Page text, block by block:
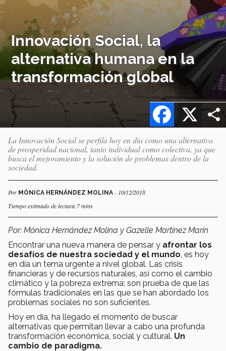
Innovación Social, la
alternativa humana en la
transformación global
X
Facebook
La Innovación Social se perfila hoy en día como una alternativa
de prosperidad nacional, tanto individual como colectiva, ya que
busca el mejoramiento y la solución de problemas dentro de la
sociedad.
Por MÓNICA HERNÁNDEZ MOLINA - 10/12/2018
Tiempo estimado de lectura:7 mins
Por: Mónica Hernández Molina y Gazelle Martínez Marín
Encontrar una nueva manera de pensar y afrontar los
desafíos de nuestra sociedad y el mundo , es hoy
en día un tema urgente a nivel global. Las crisis
financieras y de recursos naturales, así como el cambio
climático y la pobreza extrema; son prueba de que las
fórmulas tradicionales en las que se han abordado los
problemas sociales no son suficientes.
Hoy en día, ha llegado el momento de buscar
alternativas que permitan llevar a cabo una profunda
transformación económica, social y cultural. Un
cambio de paradigma.